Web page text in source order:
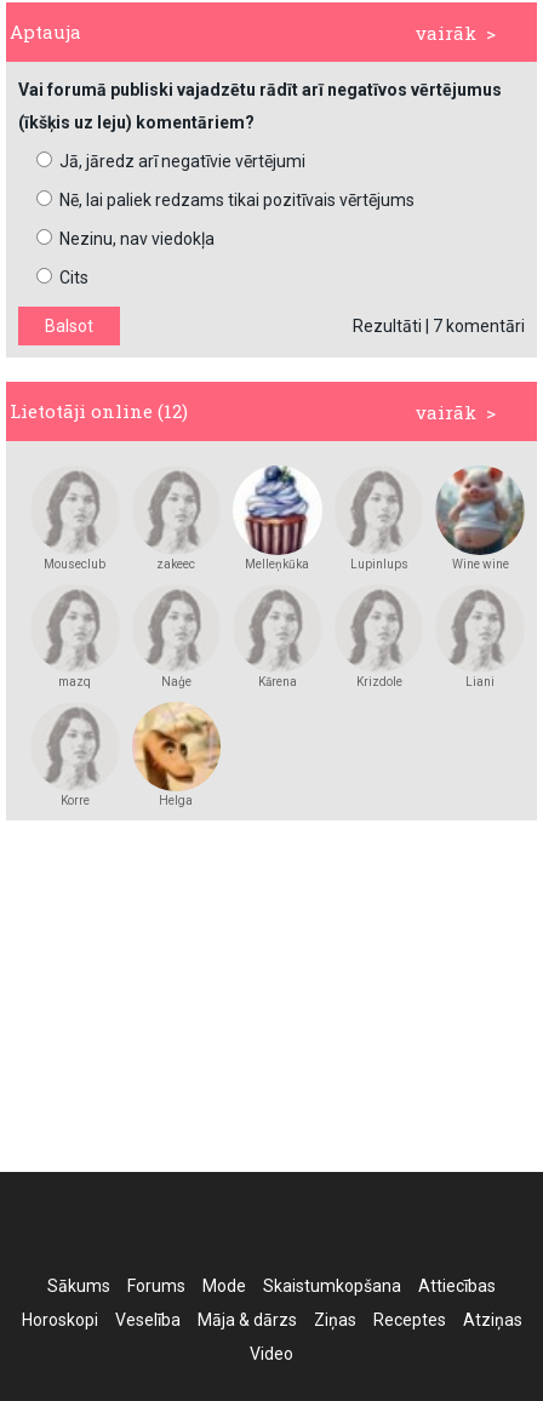
vairāk >
Aptauja
Vai forumā publiski vajadzētu rādīt arī negatīvos vērtējumus
(īkšķis uz leju) komentāriem?
Jā, jāredz arī negatīvie vērtējumi
Nē, lai paliek redzams tikai pozitīvais vērtējums
Nezinu, nav viedokļa
Cits
Rezultāti 7 komentāri
vairāk >
Lietotāji online (12)
Mouseclub zakeec Melleņkūka Lupinlups Wine wine
mazq Naģe Kārena Krizdole Liani
Korre
Helga
Sākums Forums Mode Skaistumkopšana
Attiecības
Horoskopi
Veselība Māja & dārzs Ziņas Receptes
Atziņas
Video